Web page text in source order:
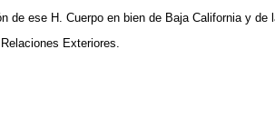
de ese H. Cuerpo en bien de Baja California y
Exteriores.